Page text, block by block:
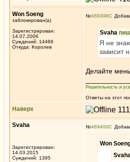
Won Soeng
заблокирован(а)
Зарегистрирован:
14.07.2006
Суждений: 14466
Откуда: Королев
№469398
Svaha
Я не
зависит
Делайте
Решительность и
Ответы на этот
Наверх
Svaha
Зарегистрирован:
14.03.2015
Суждений: 1395
№469400
Won